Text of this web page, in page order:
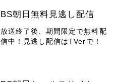
BS朝日無料見逃し配信
放送終了後、期間限定で無料配
信中！見逃し配信はTVerで！